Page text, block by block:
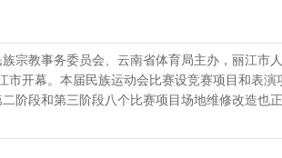
宗教事务委员会、云南省体育局主办，丽江市
市开幕。本届民族运动会比赛设竞赛项目和表
阶段和第三阶段八个比赛项目场地维修改造也